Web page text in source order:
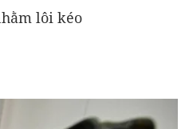
lôi kéo